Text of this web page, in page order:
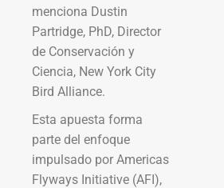
menciona Dustin
Partridge, PhD, Director
de Conservación y
Ciencia, New York City
Bird Alliance.
Esta apuesta forma
parte del enfoque
impulsado por Americas
Flyways Initiative (AFI),